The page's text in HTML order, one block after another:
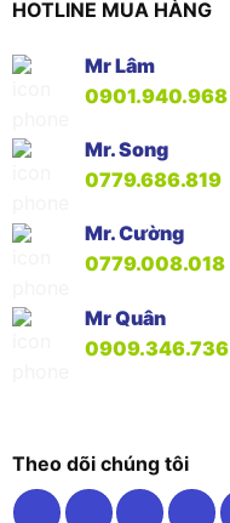
HOTLINE MUA HÀNG
Mr Lâm
0901.940.968
Mr. Song
0779.686.819
Mr. Cường
0779.008.018
Mr Quân
0909.346.736
Theo dõi chúng tôi